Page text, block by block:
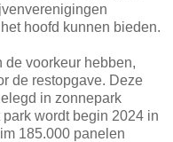
hoofd kunnen bieden.
de voorkeur hebben,
de restopgave. Deze
in zonnepark
wordt begin 2024 in
185.000 panelen